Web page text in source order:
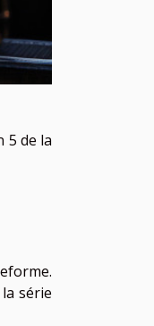
5 de la
série